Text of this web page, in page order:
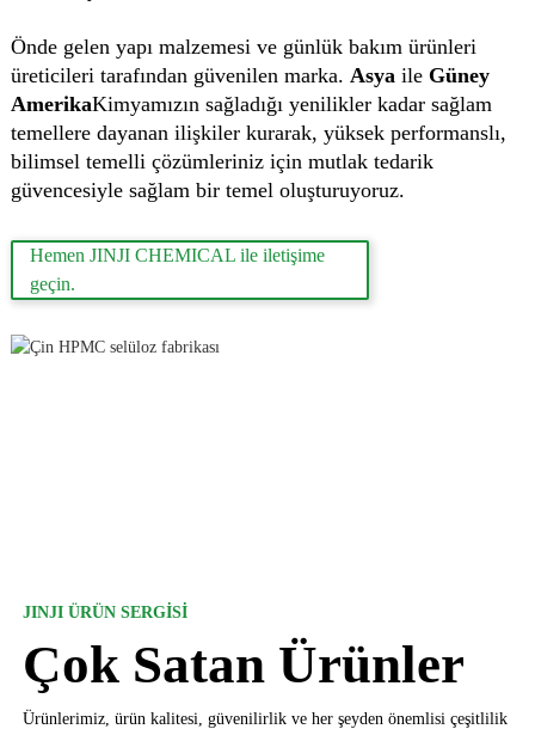
Önde gelen yapı malzemesi ve günlük bakım ürünleri
üreticileri tarafından güvenilen marka. Asya ile Güney
AmerikaKimyamızın sağladığı yenilikler kadar sağlam
temellere dayanan ilişkiler kurarak, yüksek performanslı,
bilimsel temelli çözümleriniz için mutlak tedarik
güvencesiyle sağlam bir temel oluşturuyoruz.
Hemen JINJI CHEMICAL ile iletişime
geçin.
JINJI ÜRÜN SERGISI
Çok Satan Ürünler
Ürünlerimiz, ürün kalitesi, güvenilirlik ve her şeyden önemlisi çeşitlilik